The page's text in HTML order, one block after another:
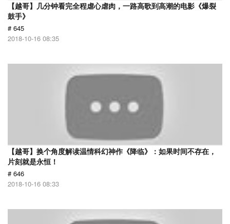
【越哥】几分钟看完全程虐心虐肉，一路高歌到高潮的电影《爆裂
鼓手》
# 645
2018-10-16 08:35
【越哥】换个角度解读温情科幻神作《降临》：如果时间不存在，
片刻就是永恒！
# 646
2018-10-16 08:33